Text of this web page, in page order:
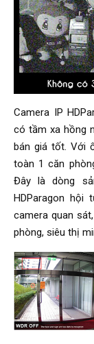
Camera IP
có tầm xa hồng
bán giá tốt. Với
toàn 1 căn
Đây là dòng
HDParagon
camera quan
phòng, siêu thị